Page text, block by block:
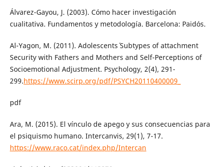
Álvarez-Gayou, J. (2003). Cómo hacer investigación
cualitativa. Fundamentos y metodología. Barcelona: Paidós.
Al-Yagon, M. (2011). Adolescents´ Subtypes of attachment
Security with Fathers and Mothers and Self-Perceptions of
Socioemotional Adjustment. Psychology, 2(4), 291-
299.https://www.scirp.org/pdf/PSYCH20110400009_
pdf
Ara, M. (2015). El vínculo de apego y sus consecuencias para
el psiquismo humano. Intercanvis, 29(1), 7-17.
https://www.raco.cat/index.php/Intercan